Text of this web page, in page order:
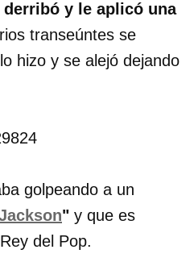
derribó y le aplicó una
transeúntes se
hizo y se alejó dejando
golpeando a un
" y que es
del Pop.